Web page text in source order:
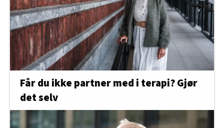
Får du ikke partner med i terapi? Gjør
det selv